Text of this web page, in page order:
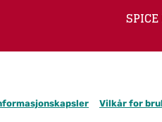
Vilkår for